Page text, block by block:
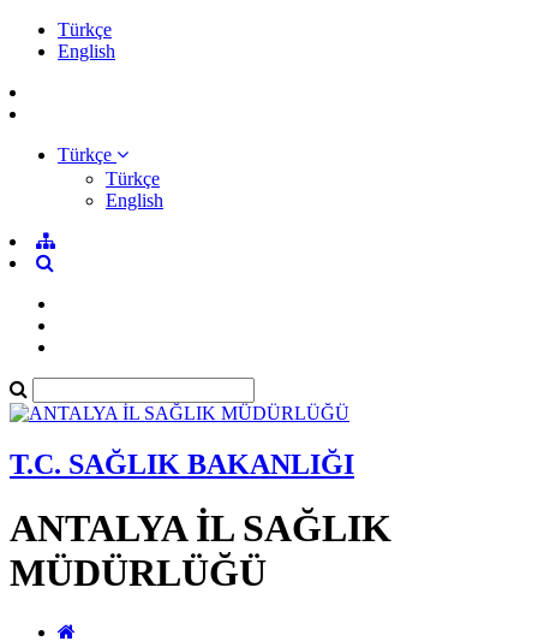
Türkçe
English
Türkçe
Türkçe
English
T.C. SAĞLIK BAKANLIĞI
ANTALYA İL SAĞLIK
MÜDÜRLÜĞÜ